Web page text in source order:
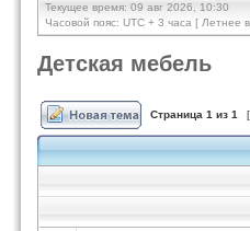
Текущее время: 09 авг 2026, 10:30
Часовой пояс: UTC + 3 часа [ Летнее
Детская мебель
Страница 1 из 1